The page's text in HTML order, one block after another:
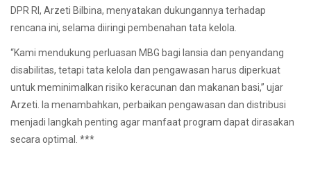
DPR RI, Arzeti Bilbina, menyatakan dukungannya terhadap
rencana ini, selama diiringi pembenahan tata kelola.
“Kami mendukung perluasan MBG bagi lansia dan penyandang
disabilitas, tetapi tata kelola dan pengawasan harus diperkuat
untuk meminimalkan risiko keracunan dan makanan basi,” ujar
Arzeti. Ia menambahkan, perbaikan pengawasan dan distribusi
menjadi langkah penting agar manfaat program dapat dirasakan
secara optimal. ***